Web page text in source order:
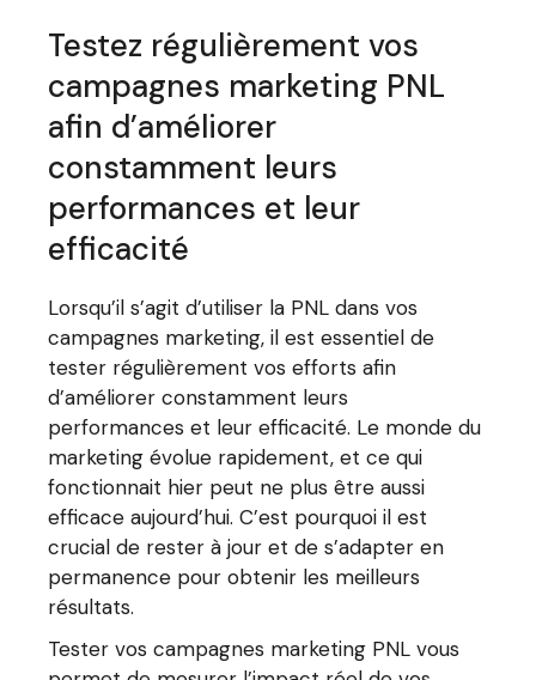
Testez régulièrement vos
campagnes marketing PNL
afin d’améliorer
constamment leurs
performances et leur
efficacité
Lorsqu’il s’agit d’utiliser la PNL dans vos
campagnes marketing, il est essentiel de
tester régulièrement vos efforts afin
d’améliorer constamment leurs
performances et leur efficacité. Le monde du
marketing évolue rapidement, et ce qui
fonctionnait hier peut ne plus être aussi
efficace aujourd’hui. C’est pourquoi il est
crucial de rester à jour et de s’adapter en
permanence pour obtenir les meilleurs
résultats.
Tester vos campagnes marketing PNL vous